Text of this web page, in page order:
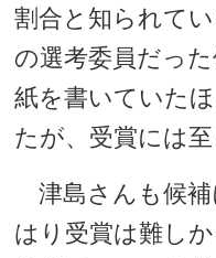
割合と知られて
の選考委員だっ
紙を書いていた
たが、受賞には至
津島さんも候補
はり受賞は難し